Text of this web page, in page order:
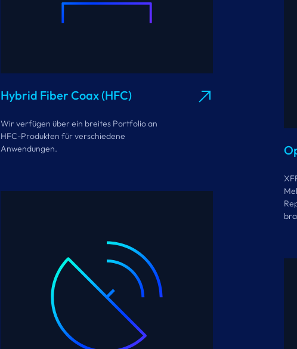
Hybrid Fiber Coax (HFC)
Wir verfügen über ein breites Portfolio an
HFC-Produkten für verschiedene
Anwendungen.